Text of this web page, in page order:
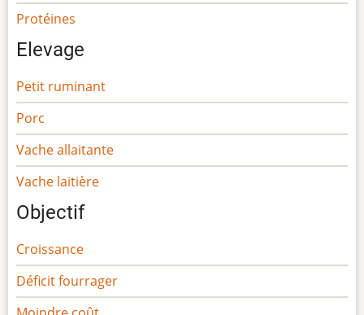
Protéines
Elevage
Petit ruminant
Porc
Vache allaitante
Vache laitière
Objectif
Croissance
Déficit fourrager